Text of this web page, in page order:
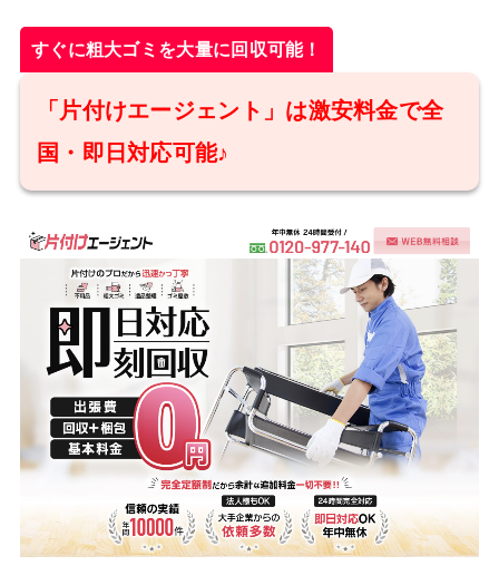
すぐに粗大ゴミを大量に回収可能！
「片付けエージェント」は激安料金で全
国・即日対応可能♪